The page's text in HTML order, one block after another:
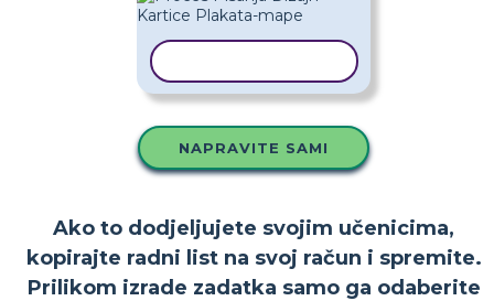
NAPRAVITE SAMI
Ako to dodjeljujete svojim učenicima,
kopirajte radni list na svoj račun i spremite.
Prilikom izrade zadatka samo ga odaberite